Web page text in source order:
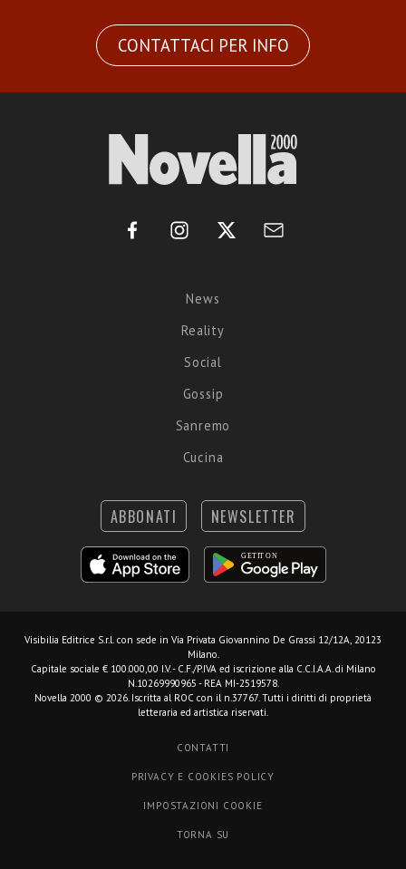
CONTATTACI PER INFO
News
Reality
Social
Gossip
Sanremo
Cucina
ABBONATI NEWSLETTER
Visibilia Editrice S.r.l. con sede in Via Privata Giovannino De Grassi 12/12A, 20123
Milano.
Capitale sociale € 100.000,00 I.V. - C.F./P.IVA ed iscrizione alla C.C.I.A.A. di Milano
N.10269990965 - REA MI-2519578.
Novella 2000 © 2026. Iscritta al ROC con il n.37767. Tutti i diritti di proprietà
letteraria ed artistica riservati.
CONTATTI
PRIVACY E COOKIES POLICY
IMPOSTAZIONI COOKIE
TORNA SU